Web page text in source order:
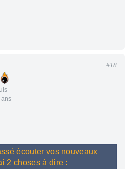
ans
#18
écouter vos nouveaux
2 choses à dire :